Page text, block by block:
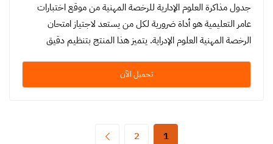
جدول مذاكرة العلوم الإدارية للرخصة المهنية من موقع اختبارات
عامر التعليمية هو أداة ضرورية لكل من يستعد لاجتياز امتحان
الرخصة المهنية العلوم الإدراية. يتميز هذا المنتج بتنظيم دقيق
تحميل الآن
1
2